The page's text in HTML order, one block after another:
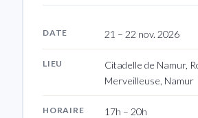
DATE 21 – 22 nov. 2026
LIEU
Citadelle de Namur,
Merveilleuse, Namur
HORAIRE 17h – 20h